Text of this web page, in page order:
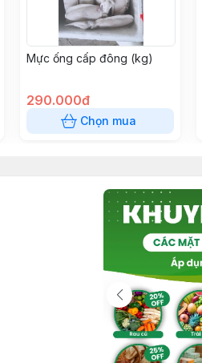
Mực ống cấp đông (kg)
290.000đ
Chọn mua